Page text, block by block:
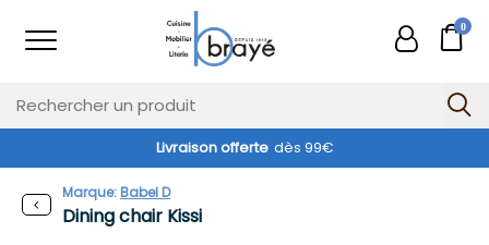
0
Livraison offerte dès 99€
Dining chair Kissi
Marque:Babel D